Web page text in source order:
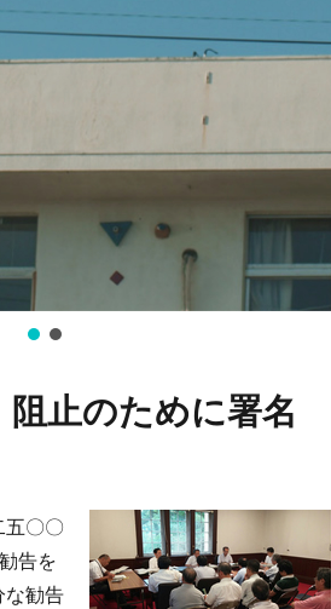
止のために署名
〇〇
告を
な勧告